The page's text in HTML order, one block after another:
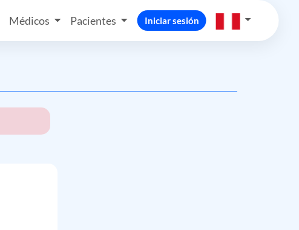
Médicos Pacientes Iniciar sesión